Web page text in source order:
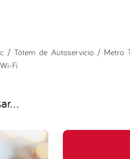
/ Tótem de Autoservicio /
Fi